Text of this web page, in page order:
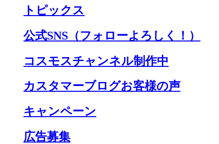
トピックス
公式SNS （フォローよろしく！）
コスモスチャンネル制作中
カスタマーブログお客様の声
キャンペーン
広告募集